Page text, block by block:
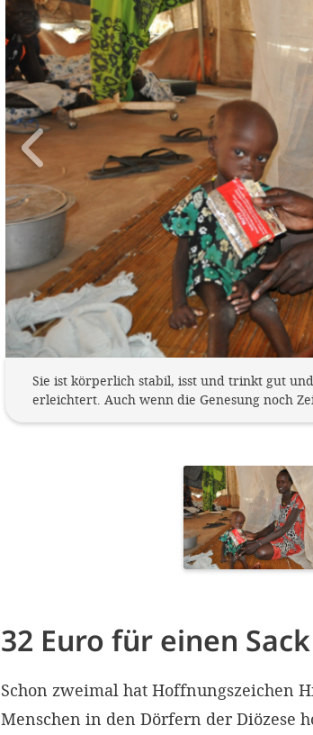
Sie ist körperlich stabil, isst und trinkt gut
erleichtert. Auch wenn die Genesung noch
32 Euro für einen
Schon zweimal hat Hoffnungszeichen
Menschen in den Dörfern der Diözese